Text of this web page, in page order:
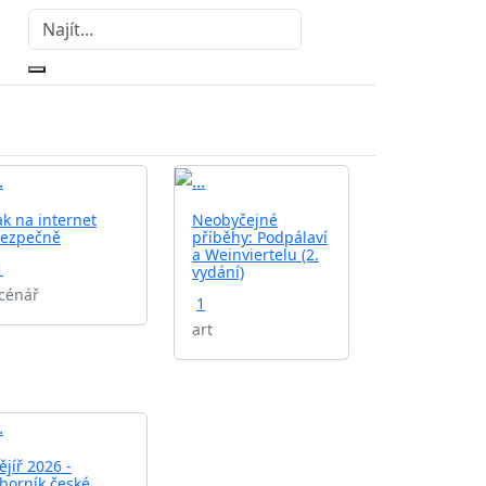
na internet
Neobyčejné
příběhy: Podpálaví
a Weinviertelu (2.
vydání)
1
art
2026 -